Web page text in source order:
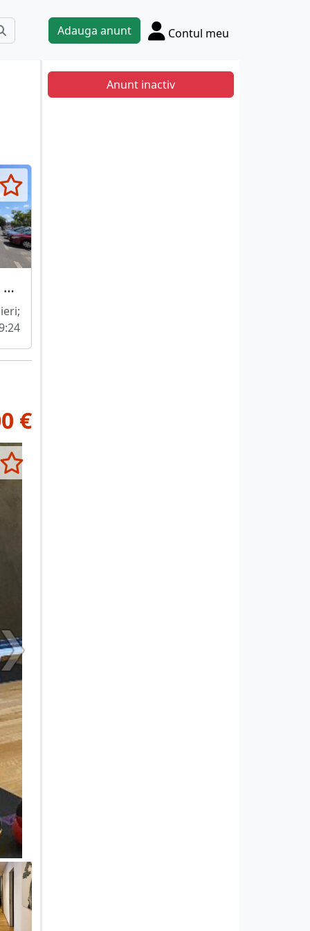
Adauga anunt Contul meu
Otopeni Spatiu comercial 110 mp, parter, vitrina, vizibilitate DN1,
€
Anunt inactiv